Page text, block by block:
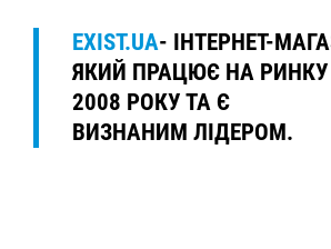
EXIST.UA- ІНТЕРНЕТ-
ЯКИЙ ПРАЦЮЄ НА РИНКУ
2008 РОКУ ТА Є
ВИЗНАНИМ ЛІДЕРОМ.